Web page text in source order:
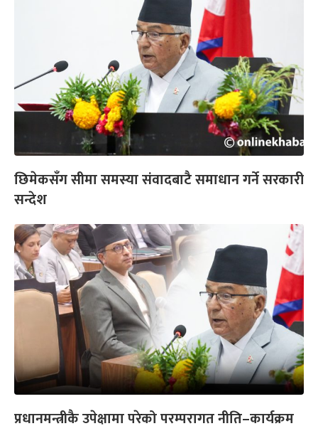
छिमेकसँग सीमा समस्या संवादबाटै समाधान गर्ने सरकारी
सन्देश
प्रधानमन्त्रीकै उपेक्षामा परेको परम्परागत नीति–कार्यक्रम